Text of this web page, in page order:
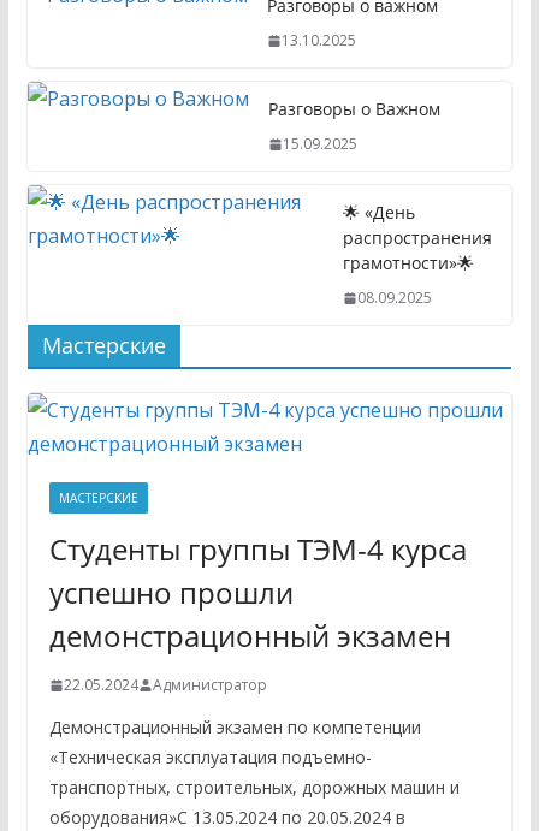
Разговоры о важном
13.10.2025
Разговоры о Важном
15.09.2025
🌟 «День
распространения
грамотности»🌟
08.09.2025
Мастерские
МАСТЕРСКИЕ
Студенты группы ТЭМ-4 курса
успешно прошли
демонстрационный экзамен
22.05.2024 Администратор
Демонстрационный экзамен по компетенции
«Техническая эксплуатация подъемно-
транспортных, строительных, дорожных машин и
оборудования»С 13.05.2024 по 20.05.2024 в